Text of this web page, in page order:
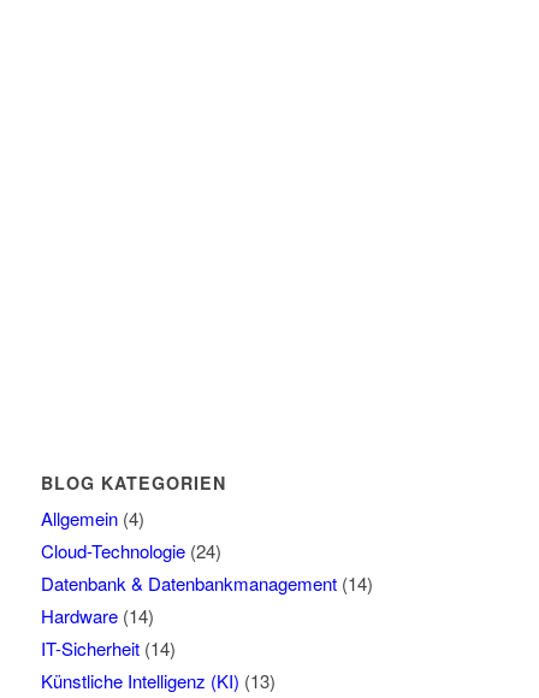
BLOG KATEGORIEN
Allgemein(4)
Cloud-Technologie(24)
Datenbank & Datenbankmanagement(14)
Hardware(14)
IT-Sicherheit(14)
Künstliche Intelligenz (KI) (13)